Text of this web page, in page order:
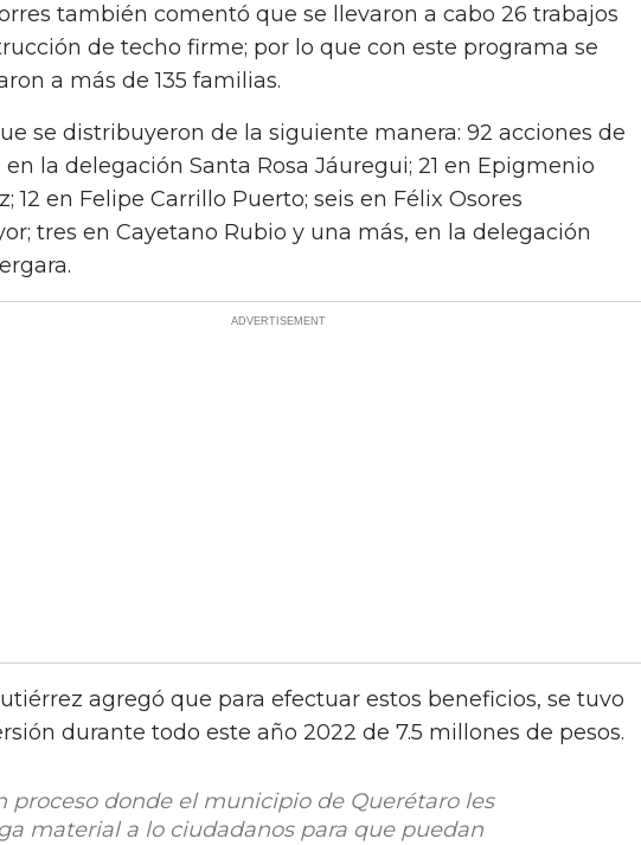
también comentó que se llevaron a cabo 26 trabajos
de techo firme; por lo que con este programa se
a más de 135 familias.
se distribuyeron de la siguiente manera: 92 acciones de
la delegación Santa Rosa Jáuregui; 21 en Epigmenio
12 en Felipe Carrillo Puerto; seis en Félix Osores
tres en Cayetano Rubio y una más, en la delegación
agregó que para efectuar estos beneficios, se tuvo
durante todo este año 2022 de 7.5 millones de pesos.
proceso donde el municipio de Querétaro les
material a lo ciudadanos para que puedan